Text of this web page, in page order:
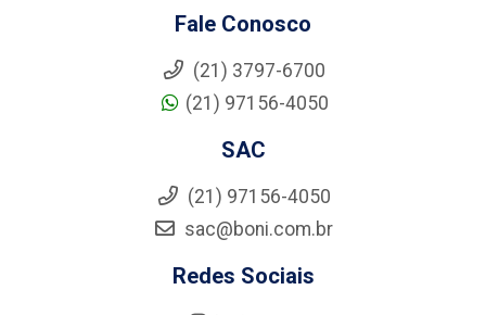
Fale Conosco
(21) 3797-6700
(21) 97156-4050
SAC
(21) 97156-4050
sac@boni.com.br
Redes Sociais